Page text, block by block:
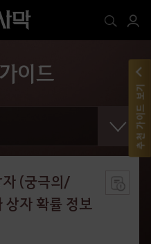
이드
자 (궁극의/
상자 확률 정보
추천 가이드 보기